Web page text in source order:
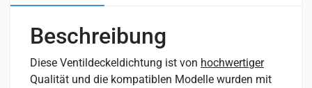
Beschreibung
Diese Ventildeckeldichtung ist von hochwertiger
Qualität und die kompatiblen Modelle wurden mit